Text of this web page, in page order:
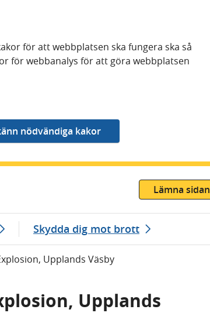
för att webbplatsen ska fungera ska så
för webbanalys för att göra webbplatsen
Lämna sidan
Skydda dig mot brott
Upplands Väsby
Upplands